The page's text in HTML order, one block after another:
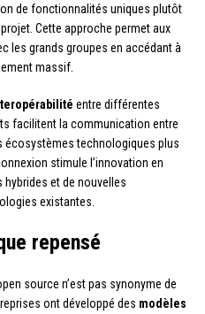
de fonctionnalités uniques plutôt
Cette approche permet aux
les grands groupes en accédant à
massif.
entre différentes
facilitent la communication entre
écosystèmes technologiques plus
stimule l’innovation en
et de nouvelles
existantes.
repensé
source n’est pas synonyme de
ont développé des modèles